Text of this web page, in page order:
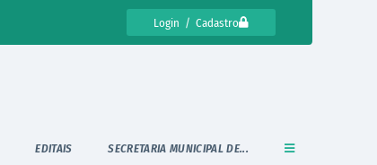
Login / Cadastro
EDITAIS SECRETARIA MUNICIPAL DE...